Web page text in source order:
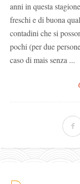
anni in questa
freschi e di buona
contadini che si
pochi (per due
caso di mais senza ...